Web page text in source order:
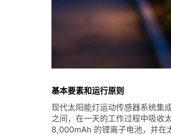
基本要素和运行原则
现代太阳能灯运动传感器系统集
之间，在一天的工作过程中吸收
8,000mAh 的锂离子电池，并在